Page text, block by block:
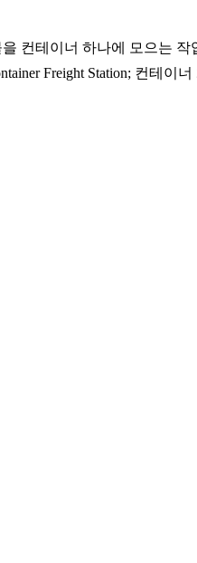
컨테이너 하나에 모으는 작
Freight Station; 컨테이